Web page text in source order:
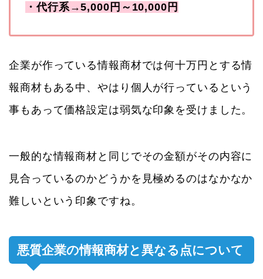
・代行系→5,000円～10,000円
企業が作っている情報商材では何十万円とする情
報商材もある中、やはり個人が行っているという
事もあって価格設定は弱気な印象を受けました。
一般的な情報商材と同じでその金額がその内容に
見合っているのかどうかを見極めるのはなかなか
難しいという印象ですね。
悪質企業の情報商材と異なる点について